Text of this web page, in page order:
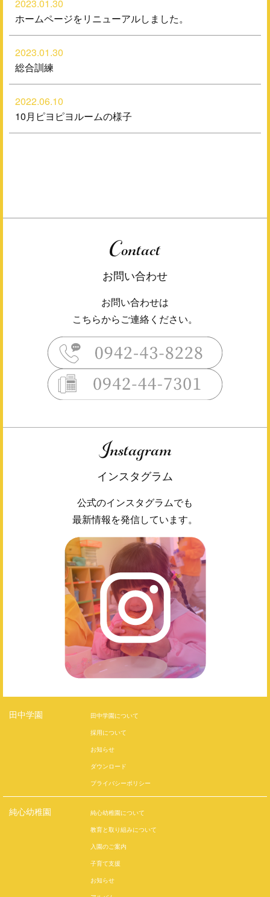
2023.01.30
ホームページをリニューアルしました。
2023.01.30
総合訓練
2022.06.10
10月ピヨピヨルームの様子
Contact
お問い合わせ
お問い合わせは
こちらからご連絡ください。
Instagram
インスタグラム
公式のインスタグラムでも
最新情報を発信しています。
田中学園
田中学園について
採用について
お知らせ
ダウンロード
プライバシーポリシー
純心幼稚園
純心幼稚園について
教育と取り組みについて
入園のご案内
子育て支援
お知らせ